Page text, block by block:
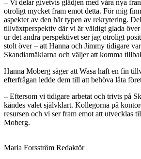
– Vi delar givetvis glädjen med våra nya
otroligt mycket fram emot detta. För mig
aspekter av den här typen av rekrytering.
tillväxtperspektiv där vi är väldigt glada
ur det andra perspektivet ser jag otroligt
stolt över – att Hanna och Jimmy tidigare
Skandiamäklarna och väljer att komma
Hanna Moberg säger att Wasa haft en fin
efterfrågan ledde dem till att behöva låta
– Eftersom vi tidigare arbetat och trivts på
kändes valet självklart. Kollegorna på
resursen och vi ser fram emot att utvecklas
Moberg.
Maria Forsström Redaktör